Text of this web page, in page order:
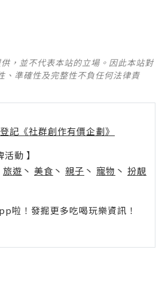
，並不代表本站的立場。因此本站對
、準確性及完整性不負任何法律責
登記《社群創作有價企劃》
動 】
旅遊 丶 美食 丶 親子 丶 寵物 丶 扮靚
啦！發掘更多吃喝玩樂資訊！